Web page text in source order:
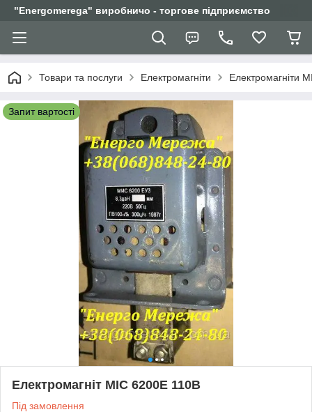
"Еnergomerega" виробничо - торгове підприємство
Товари та послуги Електромагніти Електромагніти
Запит вартості
Електромагніт МІС 6200Е 110В
Під замовлення